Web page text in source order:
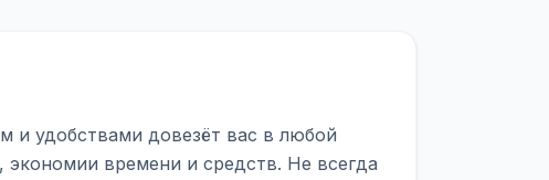
и удобствами довезёт вас в любой
времени и средств. Не всегда